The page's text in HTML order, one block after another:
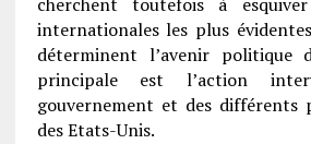
internationales les plus
déterminent l’avenir politique
principale est l’action
gouvernement et des différents
des Etats-Unis.